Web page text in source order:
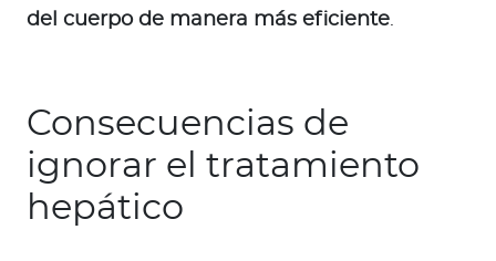
del cuerpo de manera más eficiente.
Consecuencias de
ignorar el tratamiento
hepático